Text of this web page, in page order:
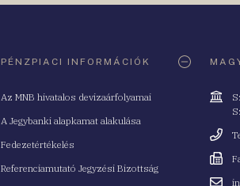
PÉNZPIACI INFORMÁCIÓK
Az MNB hivatalos devizaárfolyamai
A Jegybanki alapkamat alakulása
Fedezetértékelés
Referenciamutató Jegyzési Bizottság
Cím
Fax
Email